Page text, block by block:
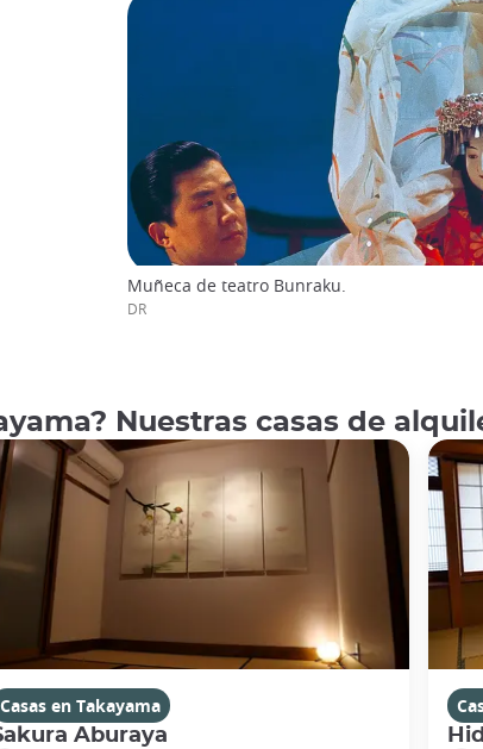
Muñeca de teatro Bunraku.
DR
Nuestras casas de
Casas en Takayama
Aburaya